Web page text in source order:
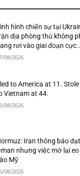
hình chiến sự tại
địa phòng thủ không
rơi vào giai đoạn
08/2026
to America at 11.
Vietnam at 44.
08/2026
Iran thông báo
nhưng việc mở lại
Mỹ
08/2026